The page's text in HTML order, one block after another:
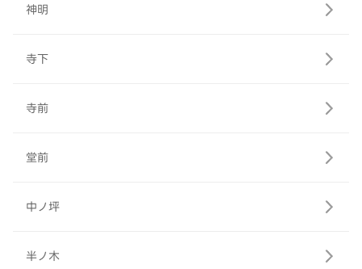
神明
寺下
寺前
堂前
中ノ坪
半ノ木